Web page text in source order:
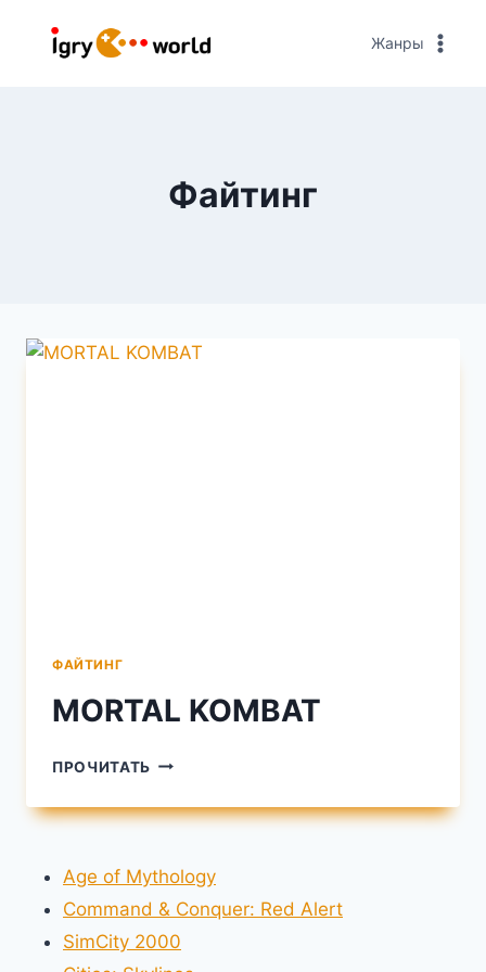
Жанры
Файтинг
ФАЙТИНГ
MORTAL KOMBAT
ПРОЧИТАТЬ MORTAL
Age of Mythology
Command & Conquer: Red Alert
SimCity 2000